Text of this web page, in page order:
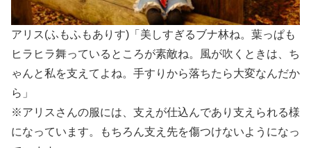
アリス(ふもふもありす)「美しすぎるブナ林ね。葉っぱも
ヒラヒラ舞っているところが素敵ね。風が吹くときは、ち
ゃんと私を支えてよね。手すりから落ちたら大変なんだか
ら」
※アリスさんの服には、支えが仕込んであり支えられる様
になっています。もちろん支え先を傷つけないようになっ